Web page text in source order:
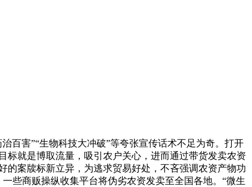
害”“生物科技大冲破”等夸张宣传话术不足为奇。打开
标就是博取流量，吸引农户关心，进而通过带货发卖农资
的案牍标新立异，为逃求贸易好处，不吝强调农资产物功
些商贩操纵收集平台将伪劣农资发卖至全国各地。“微生